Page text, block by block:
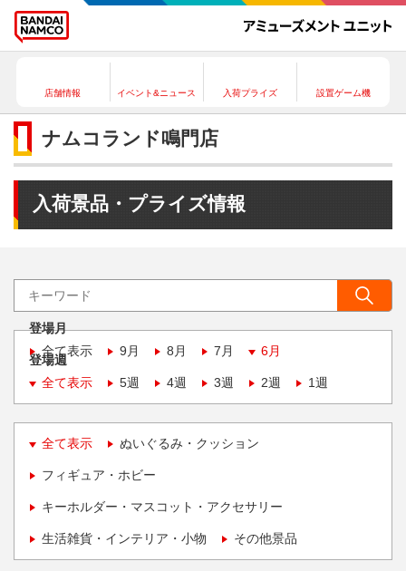
店舗情報 イベント&ニュース 入荷プライズ 設置ゲーム機
ナムコランド鳴門店
入荷景品・プライズ情報
登場月
全て表示
9月 8月 7月 6月
登場週
全て表示
5週 4週 3週 2週 1週
全て表示 ぬいぐるみ・クッション
フィギュア・ホビー
キーホルダー・マスコット・アクセサリー
生活雑貨・インテリア・小物 その他景品